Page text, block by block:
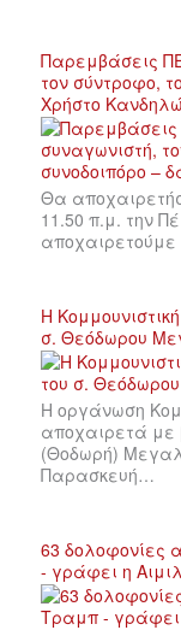
Παρεμβάσεις
τον σύντροφο,
Χρήστο
Θα
11.50 π.μ. την
Η
σ. Θεόδωρου
Η οργάνωση
αποχαιρετά με
(Θοδωρή)
Παρασκευή…
63 δολοφονίες
- γράφει η